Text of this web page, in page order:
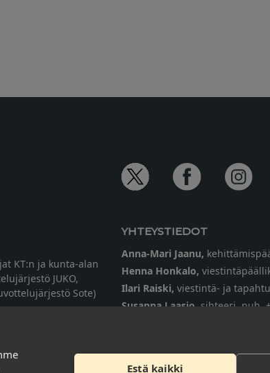
KT:n ja kunta-alan
JUKO,
Sote)
YHTEYSTIEDOT
Anna-Mari Jaanu,
Henna Honkalo,
Ilari Raiski, viestintä- ja
Susanna Laasio, sihteeri,puh.
Estä kaikki